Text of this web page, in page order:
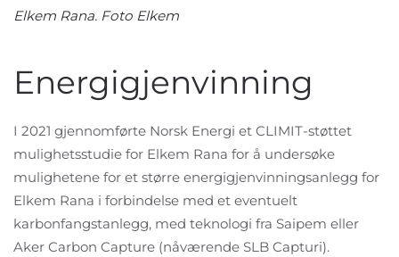
Elkem Rana. Foto Elkem
Energigjenvinning
I 2021 gjennomførte Norsk Energi et CLIMIT-støttet
mulighetsstudie for Elkem Rana for å undersøke
mulighetene for et større energigjenvinningsanlegg for
Elkem Rana i forbindelse med et eventuelt
karbonfangstanlegg, med teknologi fra Saipem eller
Aker Carbon Capture (nåværende SLB Capturi).